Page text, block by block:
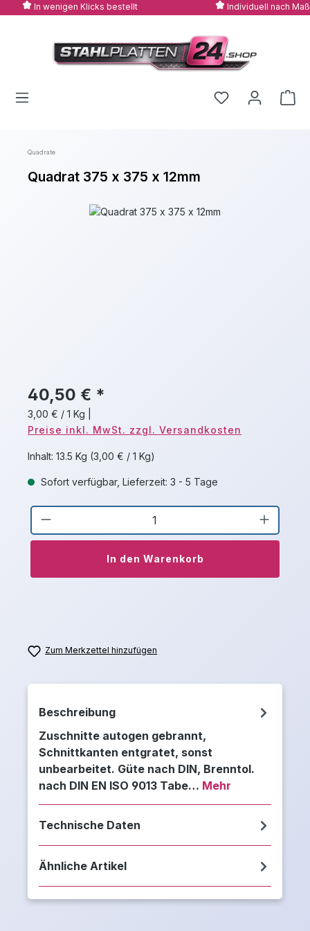
Zum Hauptinhalt springen
In wenigen Klicks bestellt Individuell nach Maß
Quadrate
Quadrat 375 x 375 x 12mm
Bildergalerie überspringen
40,50 € *
3,00 € / 1 Kg
Preise inkl. MwSt. zzgl. Versandkosten
Inhalt: 13.5 Kg (3,00 € / 1 Kg)
Sofort verfügbar, Lieferzeit: 3 - 5 Tage
Produkt Anzahl: Gib den
In den Warenkorb
Zum Merkzettel hinzufügen
Beschreibung
Zuschnitte autogen gebrannt,
Schnittkanten entgratet, sonst
unbearbeitet. Güte nach DIN, Brenntol.
nach DIN EN ISO 9013 Tabe… Mehr
Technische Daten
Ähnliche Artikel